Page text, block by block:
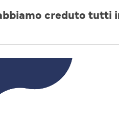
creduto tutti